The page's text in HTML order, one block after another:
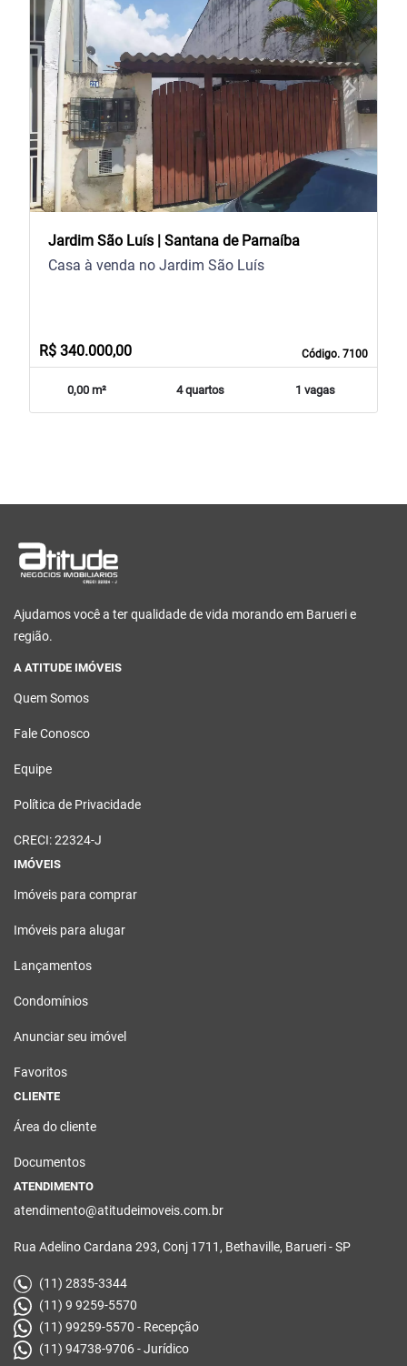
arrow_back_iosPrevious arrow_forward_iosNext
Jardim São Luís | Santana de Parnaíba
Código. 7100
Casa à venda no Jardim São Luís
R$ 340.000,00
0,00 m² 4 quartos 1 vagas
Ajudamos você a ter qualidade de vida morando em Barueri e
região.
A ATITUDE IMÓVEIS
Quem Somos
Fale Conosco
Equipe
Política de Privacidade
CRECI: 22324-J
IMÓVEIS
Imóveis para comprar
Imóveis para alugar
Lançamentos
Condomínios
Anunciar seu imóvel
Favoritos
CLIENTE
Área do cliente
Documentos
ATENDIMENTO
atendimento@atitudeimoveis.com.br
Rua Adelino Cardana 293, Conj 1711, Bethaville, Barueri - SP
(11) 2835-3344
(11) 9 9259-5570
(11) 99259-5570 - Recepção
(11) 94738-9706 - Jurídico